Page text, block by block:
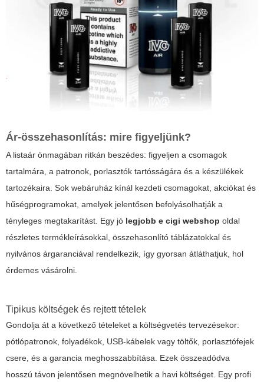
Ár-összehasonlítás: mire figyeljünk?
A listaár önmagában ritkán beszédes: figyeljen a csomagok
tartalmára, a patronok, porlasztók tartósságára és a készülékek
tartozékaira. Sok webáruház kínál kezdeti csomagokat, akciókat és
hűségprogramokat, amelyek jelentősen befolyásolhatják a
tényleges megtakarítást. Egy jó legjobb e cigi webshop oldal
részletes termékleírásokkal, összehasonlító táblázatokkal és
nyilvános árgaranciával rendelkezik, így gyorsan átláthatjuk, hol
érdemes vásárolni.
Tipikus költségek és rejtett tételek
Gondolja át a következő tételeket a költségvetés tervezésekor:
pótlópatronok, folyadékok, USB-kábelek vagy töltők, porlasztófejek
csere, és a garancia meghosszabbítása. Ezek összeadódva
hosszú távon jelentősen megnövelhetik a havi költséget. Egy profi